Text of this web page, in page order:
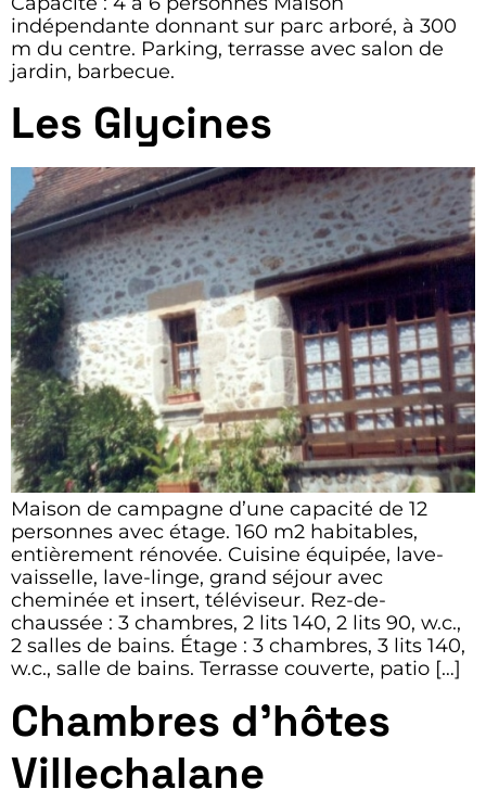
indépendante donnant sur parc arboré, à 300
m du centre. Parking, terrasse avec salon de
jardin, barbecue.
Les Glycines
Maison de campagne d’une capacité de 12
personnes avec étage. 160 m2 habitables,
entièrement rénovée. Cuisine équipée, lave-
vaisselle, lave-linge, grand séjour avec
cheminée et insert, téléviseur. Rez-de-
chaussée : 3 chambres, 2 lits 140, 2 lits 90, w.c.,
2 salles de bains. Étage : 3 chambres, 3 lits 140,
w.c., salle de bains. Terrasse couverte, patio […]
Chambres d’hôtes
Villechalane